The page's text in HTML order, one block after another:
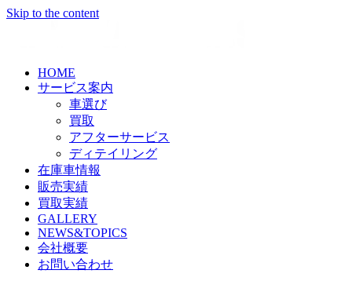
Skip to the content
HOME
サービス案内
車選び
買取
アフターサービス
ディテイリング
在庫車情報
販売実績
買取実績
GALLERY
NEWS&TOPICS
会社概要
お問い合わせ